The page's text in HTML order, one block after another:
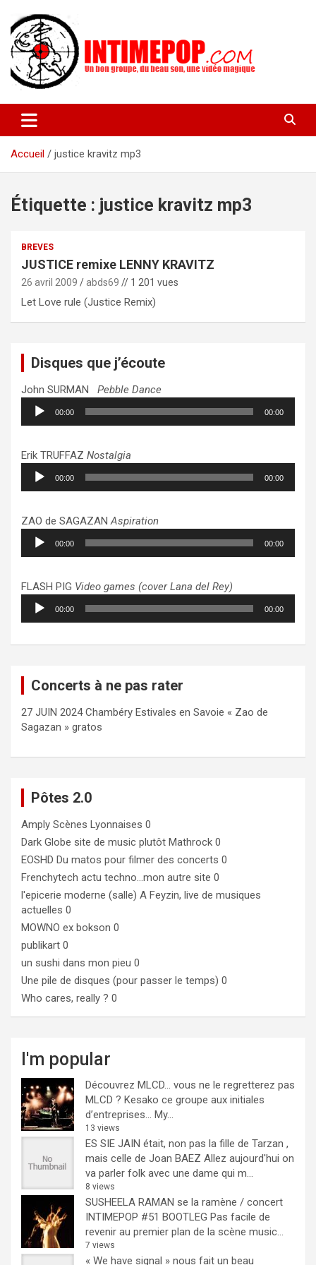
contenu
intimepop.com
actuelles pop rock, post-rock, indé sur Lyon. rock pop concert
lyon
Accueil
justice kravitz mp3
Étiquette : justice kravitz mp3
BREVES
JUSTICE remixe LENNY KRAVITZ
26 avril 2009 abds69 // 1 201 vues
Let Love rule (Justice Remix)
Disques que j’écoute
John SURMAN Pebble Dance
Lecteur
audio
00:00 00:00
Erik TRUFFAZ Nostalgia
Lecteur
audio
00:00 00:00
ZAO de SAGAZANAspiration
Lecteur
audio
00:00 00:00
FLASH PIG Video games (cover Lana del Rey)
Lecteur
audio
00:00 00:00
Concerts à ne pas rater
27 JUIN 2024 Chambéry Estivales en Savoie « Zao de
Sagazan » gratos
Pôtes 2.0
Amply Scènes Lyonnaises 0
Dark Globe site de music plutôt Mathrock 0
EOSHD Du matos pour filmer des concerts 0
Frenchytech actu techno…mon autre site 0
l'epicerie moderne (salle) A Feyzin, live de musiques
actuelles 0
MOWNO ex bokson 0
publikart 0
un sushi dans mon pieu 0
Une pile de disques (pour passer le temps) 0
Who cares, really ? 0
I'm popular
Découvrez MLCD… vous ne le regretterez pas
MLCD ? Kesako ce groupe aux initiales
d’entreprises… My...
13 views
ES SIE JAIN était, non pas la fille de Tarzan ,
mais celle de Joan BAEZ Allez aujourd'hui on
va parler folk avec une dame qui m...
8 views
SUSHEELA RAMAN se la ramène / concert
INTIMEPOP #51 BOOTLEG Pas facile de
revenir au premier plan de la scène music...
7 views
« We have signal » nous fait un beau